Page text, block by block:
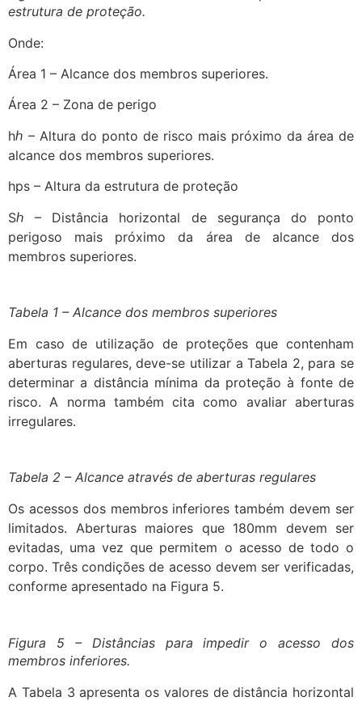
estrutura de proteção.
Onde:
Área 1 – Alcance dos membros superiores.
Área 2 – Zona de perigo
hℎ – Altura do ponto de risco mais próximo da área de
alcance dos membros superiores.
hps – Altura da estrutura de proteção
Sℎ – Distância horizontal de segurança do ponto
perigoso mais próximo da área de alcance dos
membros superiores.
Tabela 1 – Alcance dos membros superiores
Em caso de utilização de proteções que contenham
aberturas regulares, deve-se utilizar a Tabela 2, para se
determinar a distância mínima da proteção à fonte de
risco. A norma também cita como avaliar aberturas
irregulares.
Tabela 2 – Alcance através de aberturas regulares
Os acessos dos membros inferiores também devem ser
limitados. Aberturas maiores que 180mm devem ser
evitadas, uma vez que permitem o acesso de todo o
corpo. Três condições de acesso devem ser verificadas,
conforme apresentado na Figura 5.
Figura 5 – Distâncias para impedir o acesso dos
membros inferiores.
A Tabela 3 apresenta os valores de distância horizontal